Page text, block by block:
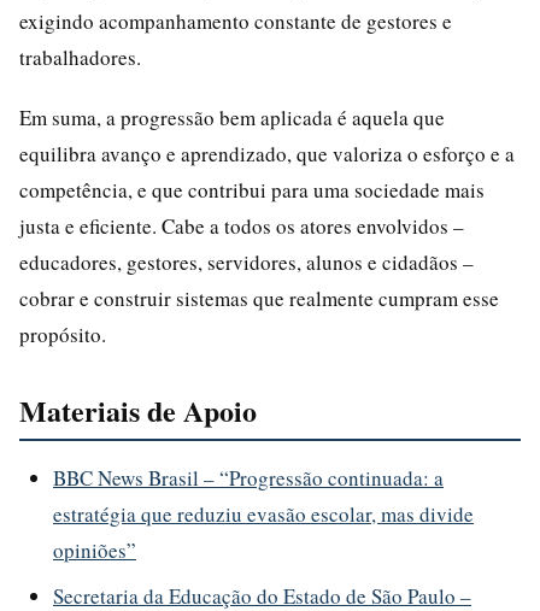
exigindo acompanhamento constante de gestores e
trabalhadores.
Em suma, a progressão bem aplicada é aquela que
equilibra avanço e aprendizado, que valoriza o esforço e a
competência, e que contribui para uma sociedade mais
justa e eficiente. Cabe a todos os atores envolvidos –
educadores, gestores, servidores, alunos e cidadãos –
cobrar e construir sistemas que realmente cumpram esse
propósito.
Materiais de Apoio
BBC News Brasil – “Progressão continuada: a
estratégia que reduziu evasão escolar, mas divide
opiniões”
Secretaria da Educação do Estado de São Paulo –